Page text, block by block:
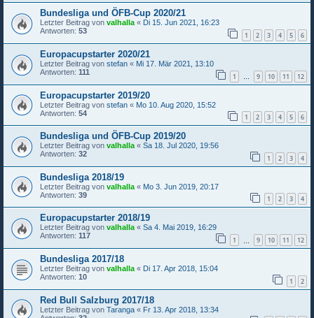
Bundesliga und ÖFB-Cup 2020/21
Letzter Beitrag von valhalla « Di 15. Jun 2021, 16:23
Antworten: 53 1 2 3 4 5 6
Europacupstarter 2020/21
Letzter Beitrag von stefan « Mi 17. Mär 2021, 13:10
Antworten: 111 1 9 10 11 12
Europacupstarter 2019/20
Letzter Beitrag von stefan « Mo 10. Aug 2020, 15:52
Antworten: 54 1 2 3 4 5 6
Bundesliga und ÖFB-Cup 2019/20
Letzter Beitrag von valhalla « Sa 18. Jul 2020, 19:56
Antworten: 32 1 2 3 4
Bundesliga 2018/19
Letzter Beitrag von valhalla « Mo 3. Jun 2019, 20:17
Antworten: 39 1 2 3 4
Europacupstarter 2018/19
Letzter Beitrag von valhalla« Sa 4. Mai 2019, 16:29
Antworten: 117 1 9 10 11 12
Bundesliga 2017/18
Letzter Beitrag von valhalla « Di 17. Apr 2018, 15:04
Antworten: 10 1 2
Red Bull Salzburg 2017/18
Letzter Beitrag von Taranga « Fr 13. Apr 2018, 13:34